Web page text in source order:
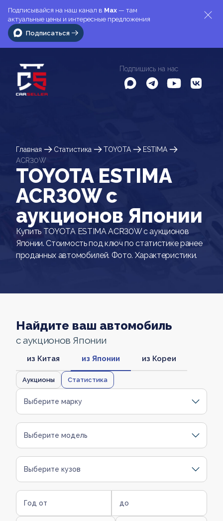
Подписывайся на наш канал в Max — там
актуальные цены и интересные предложения
Подписаться
Подпишись на нас
Главная Статистика TOYOTA
ESTIMA
ACR30W
TOYOTA ESTIMA
ACR30W c
аукционов Японии
Купить TOYOTA ESTIMA ACR30W с аукционов
Японии. Стоимость под ключ по статистике ранее
проданных автомобилей. Фото. Характеристики.
Найдите ваш автомобиль
с аукционов Японии
из Китая из Японии из Кореи
Аукционы Статистика
Выберите марку
Выберите модель
Выберите кузов
Год от до